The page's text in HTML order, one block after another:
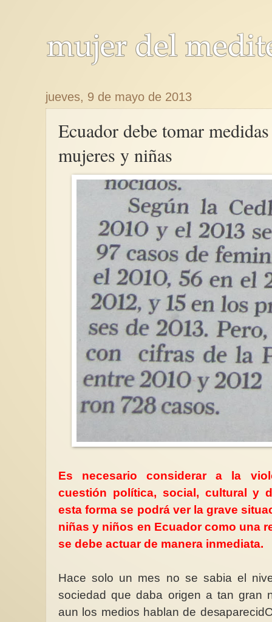
jueves, 9 de mayo de 2013
Ecuador debe tomar
mujeres y niñas
Es necesario considerar a la
cuestión política, social, cultural y
esta forma se podrá ver la grave
niñas y niños en Ecuador como una
se debe actuar de manera inmediata.
Hace solo un mes no se sabia el
sociedad que daba origen a tan gran
aun los medios hablan de